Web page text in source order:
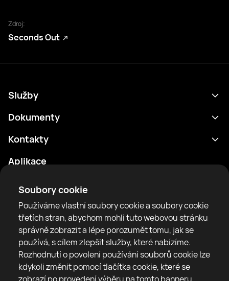
Soubory cookie
Používáme vlastní soubory cookie a soubory cookie
třetích stran, abychom mohli tuto webovou stránku
správně zobrazit a lépe porozumět tomu, jak se
používá, s cílem zlepšit služby, které nabízíme.
Rozhodnutí o povolení používání souborů cookie lze
kdykoli změnit pomocí tlačítka cookie, které se
Zdroj:
Seconds Out
RTF United service limited
6 Burrows court, Liverpool, United Kingdom
Služby
Program
Boxeři
Články
Sparring Finder
Dokumenty
Zásady ochrany osobních údajů
Pravidla komunity
Kontakty
support@rtfight.com
Aplikace